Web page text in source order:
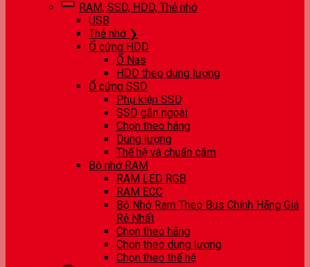
RAM, SSD, HDD, Thẻ nhớ
USB
Thẻ nhớ ❯
Ổ cứng HDD
Ổ Nas
HDD theo dung lượng
Ổ cứng SSD
Phụ kiện SSD
SSD gắn ngoài
Chọn theo hãng
Dung lượng
Thế hệ và chuẩn cắm
Bộ nhớ RAM
RAM LED RGB
RAM ECC
Bộ Nhớ Ram Theo Bus Chính Hãng Giá
Rẻ Nhất
Chọn theo hãng
Chọn theo dung lượng
Chọn theo thế hệ